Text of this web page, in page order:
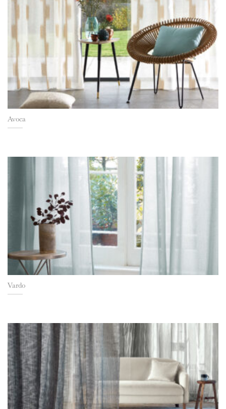
Avoca
Vardo